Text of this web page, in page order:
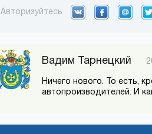
Авторизуйтесь
Вадим Тарнецкий
Ничего нового. То есть,
автопроизводителей. И